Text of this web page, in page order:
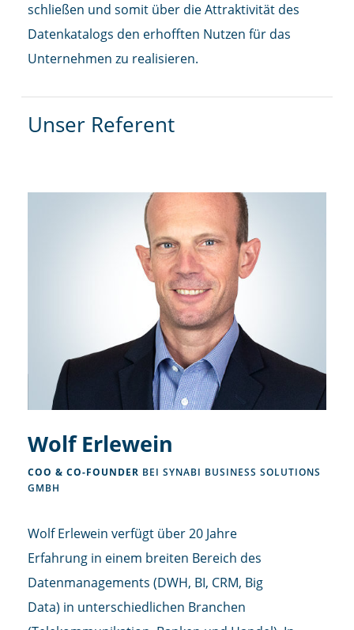
schließen und somit über die Attraktivität des
Datenkatalogs den erhofften Nutzen für das
Unternehmen zu realisieren.
Unser Referent
Wolf Erlewein
COO & CO-FOUNDER BEI SYNABI BUSINESS SOLUTIONS
GMBH
Wolf Erlewein verfügt über 20 Jahre
Erfahrung in einem breiten Bereich des
Datenmanagements (DWH, BI, CRM, Big
Data) in unterschiedlichen Branchen